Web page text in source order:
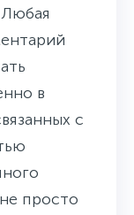
в
с
просто